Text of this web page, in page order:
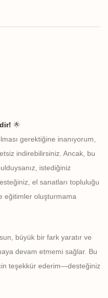
🌟
gerektiğine inanıyorum,
indirebilirsiniz. Ancak, bu
istediğiniz
el sanatları topluluğu
eğitimler oluşturmama
büyük bir fark yaratır ve
devam etmemi sağlar. Bu
teşekkür ederim—desteğiniz